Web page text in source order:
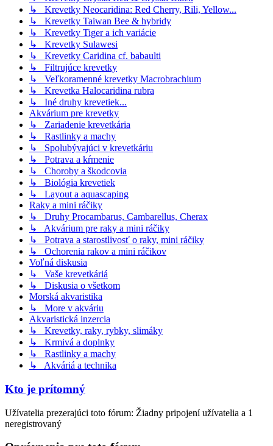
↳ Krevetky Neocaridina: Red Cherry, Rili, Yellow...
↳ Krevetky Taiwan Bee & hybridy
↳ Krevetky Tiger a ich variácie
↳ Krevetky Sulawesi
↳ Krevetky Caridina cf. babaulti
↳ Filtrujúce krevetky
↳ Veľkoramenné krevetky Macrobrachium
↳ Krevetka Halocaridina rubra
↳ Iné druhy krevetiek...
Akvárium pre krevetky
↳ Zariadenie krevetkária
↳ Rastlinky a machy
↳ Spolubývajúci v krevetkáriu
↳ Potrava a kŕmenie
↳ Choroby a škodcovia
↳ Biológia krevetiek
↳ Layout a aquascaping
Raky a mini ráčiky
↳ Druhy Procambarus, Cambarellus, Cherax
↳ Akvárium pre raky a mini ráčiky
↳ Potrava a starostlivosť o raky, mini ráčiky
↳ Ochorenia rakov a mini ráčikov
Voľná diskusia
↳ Vaše krevetkáriá
↳ Diskusia o všetkom
Morská akvaristika
↳ More v akváriu
Akvaristická inzercia
↳ Krevetky, raky, rybky, slimáky
↳ Krmivá a doplnky
↳ Rastlinky a machy
↳ Akváriá a technika
Kto je prítomný
Užívatelia prezerajúci toto fórum: Žiadny pripojení užívatelia a 1
neregistrovaný